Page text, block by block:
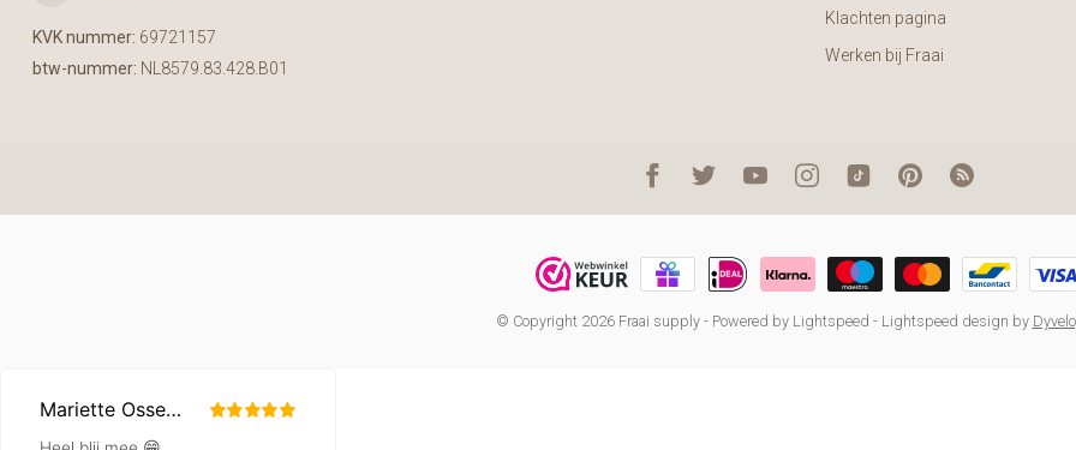
KVK nummer: 69721157
btw-nummer: NL8579.83.428.B01
Klachten pagina
Werken bij Fraai
© Copyright 2026 Fraai supply- Powered by Lightspeed - Lightspeed design by